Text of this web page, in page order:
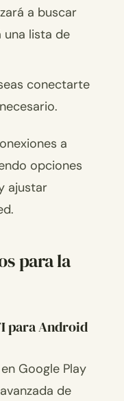
a buscar
lista de
conectarte
a
opciones
ajustar
para la
para Android
Google Play
de